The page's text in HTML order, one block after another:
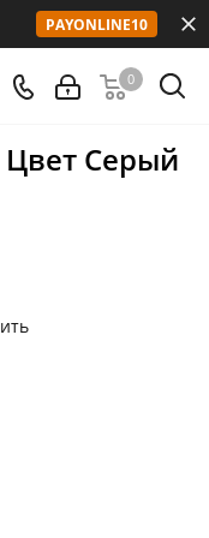
PAYONLINE10
0
Серый